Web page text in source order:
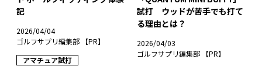
記
2026/04/04
ゴルフサプリ編集部 【PR】
アマチュア試打
試打 ウッドが苦手でも打て
る理由とは？
2026/04/03
ゴルフサプリ編集部 【PR】